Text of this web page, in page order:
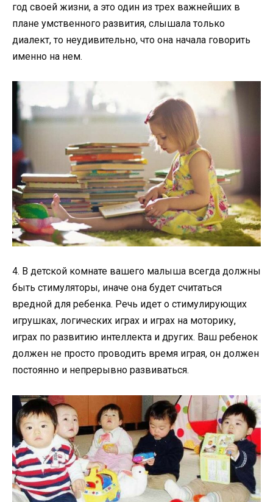
год своей жизни, а это один из трех важнейших в
плане умственного развития, слышала только
диалект, то неудивительно, что она начала говорить
именно на нем.
4. В детской комнате вашего малыша всегда должны
быть стимуляторы, иначе она будет считаться
вредной для ребенка. Речь идет о стимулирующих
игрушках, логических играх и играх на моторику,
играх по развитию интеллекта и других. Ваш ребенок
должен не просто проводить время играя, он должен
постоянно и непрерывно развиваться.